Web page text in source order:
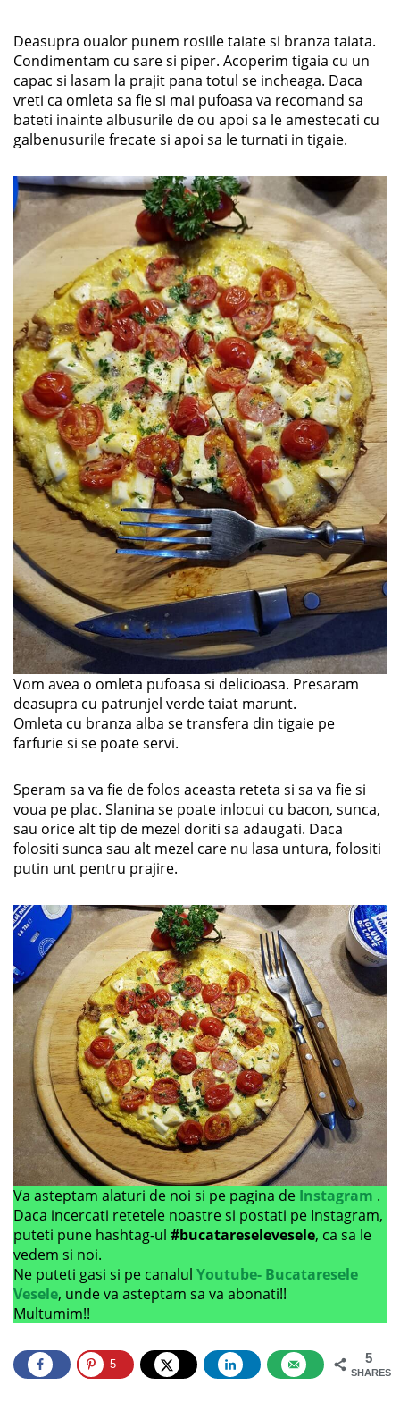
Deasupra oualor punem rosiile taiate si branza taiata.
Condimentam cu sare si piper. Acoperim tigaia cu un
capac si lasam la prajit pana totul se incheaga. Daca
vreti ca omleta sa fie si mai pufoasa va recomand sa
bateti inainte albusurile de ou apoi sa le amestecati cu
galbenusurile frecate si apoi sa le turnati in tigaie.
Vom avea o omleta pufoasa si delicioasa. Presaram
deasupra cu patrunjel verde taiat marunt.
Omleta cu branza alba se transfera din tigaie pe
farfurie si se poate servi.
Speram sa va fie de folos aceasta reteta si sa va fie si
voua pe plac. Slanina se poate inlocui cu bacon, sunca,
sau orice alt tip de mezel doriti sa adaugati. Daca
folositi sunca sau alt mezel care nu lasa untura, folositi
putin unt pentru prajire.
Va asteptam alaturi de noi si pe pagina de Instagram .
Daca incercati retetele noastre si postati pe Instagram,
puteti pune hashtag-ul #bucatareselevesele, ca sa le
vedem si noi.
Ne puteti gasi si pe canalul Youtube- Bucataresele
Vesele, unde va asteptam sa va abonati!!
Multumim!!
5
SHARES
5